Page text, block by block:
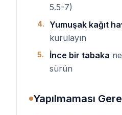
5.5-7)
4. Yumuşak kağıt
kurulayın
5. İnce bir tabaka
sürün
Yapılmaması